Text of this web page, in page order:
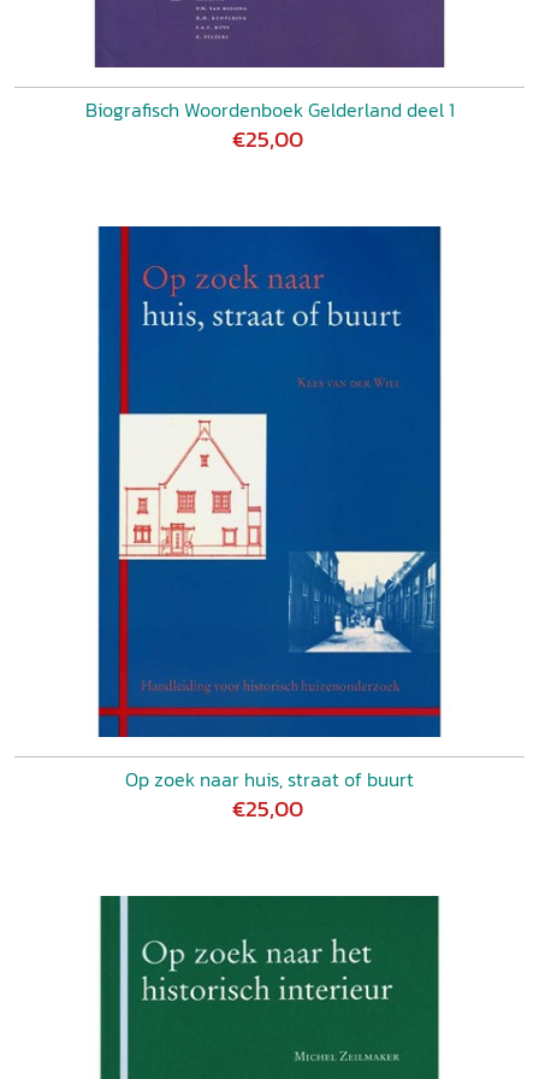
Biografisch Woordenboek Gelderland deel 1
€25,00
Op zoek naar huis, straat of buurt
€25,00